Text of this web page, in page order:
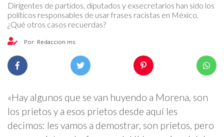
Dirigentes de partidos, diputados y exsecretarios han sido los
políticos responsables de usar frases racistas en México.
¿Qué otros casos recuerdas?
Por: Redaccion ms
«Hay algunos que se van huyendo a Morena, son
los prietos y a esos prietos desde aquí les
decimos: les vamos a demostrar, son prietos, pero